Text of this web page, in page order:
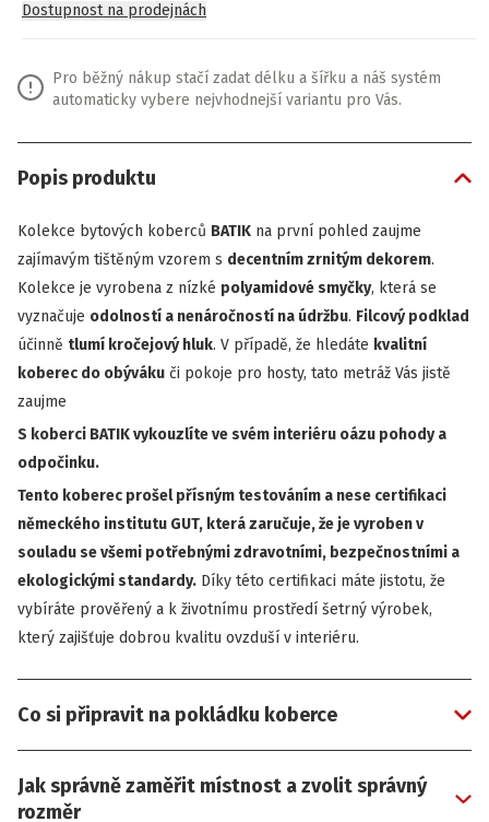
Dostupnost na prodejnách
Pro běžný nákup stačí zadat délku a šířku a náš systém
automaticky vybere nejvhodnejší variantu pro Vás.
Popis produktu
Kolekce bytových koberců BATIK na první pohled zaujme
zajímavým tištěným vzorem s decentním zrnitým dekorem.
Kolekce je vyrobena z nízké polyamidové smyčky, která se
vyznačuje odolností a nenáročností na údržbu. Filcový podklad
účinně tlumí kročejový hluk. V případě, že hledáte kvalitní
koberec do obýváku či pokoje pro hosty, tato metráž Vás jistě
zaujme
S koberci BATIK vykouzlíte ve svém interiéru oázu pohody a
odpočinku.
Tento koberec prošel přísným testováním a nese certifikaci
německého institutu GUT, která zaručuje, že je vyroben v
souladu se všemi potřebnými zdravotními, bezpečnostními a
ekologickými standardy. Díky této certifikaci máte jistotu, že
vybíráte prověřený a k životnímu prostředí šetrný výrobek,
který zajišťuje dobrou kvalitu ovzduší v interiéru.
Co si připravit na pokládku koberce
Jak správně zaměřit místnost a zvolit správný
rozměr